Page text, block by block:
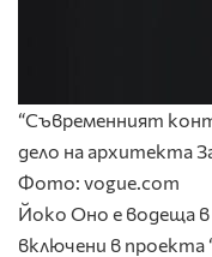
“Съвременният
дело на архитекта
Фото: vogue.com
Йоко Оно е водеща
включени в